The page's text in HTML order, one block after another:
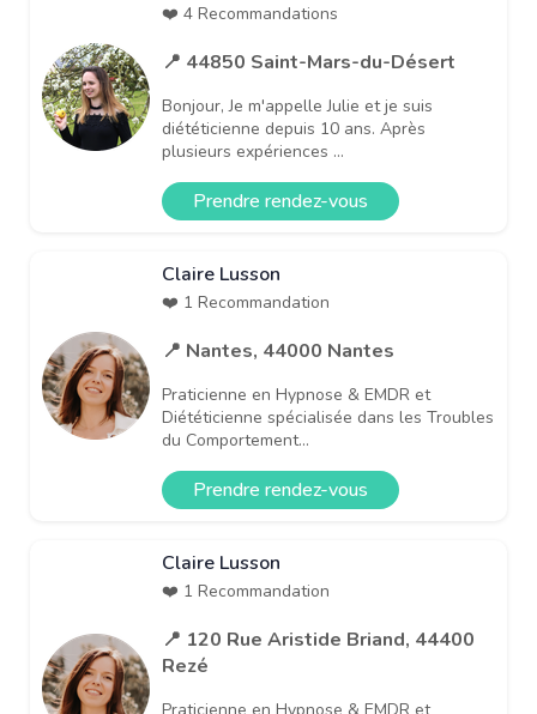
❤️ 4 Recommandations
📍 44850 Saint-Mars-du-Désert
Bonjour, Je m'appelle Julie et je suis
diététicienne depuis 10 ans. Après
plusieurs expériences ...
Prendre rendez-vous
Claire Lusson
❤️ 1 Recommandation
📍 Nantes, 44000 Nantes
Praticienne en Hypnose & EMDR et
Diététicienne spécialisée dans les Troubles
du Comportement...
Prendre rendez-vous
Claire Lusson
❤️ 1 Recommandation
📍 120 Rue Aristide Briand, 44400
Rezé
Praticienne en Hypnose & EMDR et